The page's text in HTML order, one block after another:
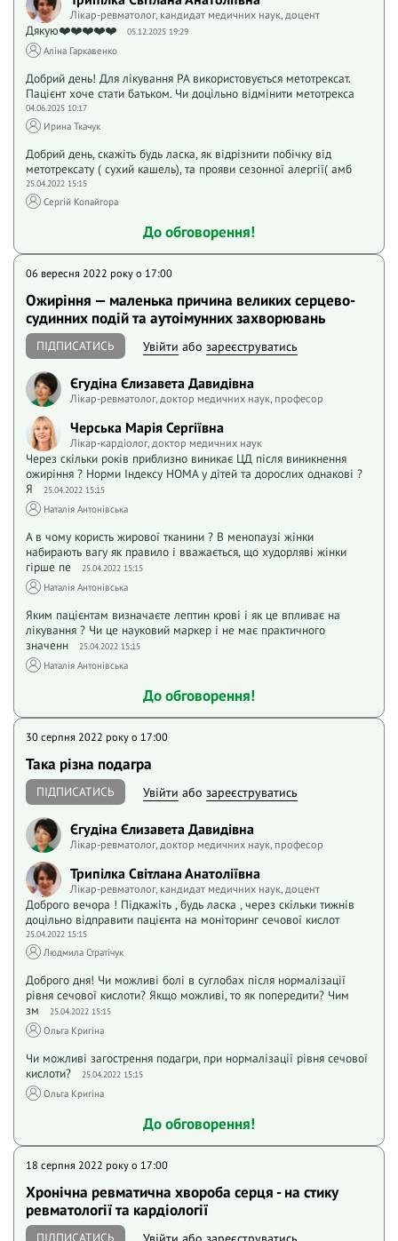
Лікар-ревматолог, кандидат медичних наук, доцент
Дякую❤️❤️❤️❤️❤️ 05.12.2025 19:29
Аліна Гаркавенко
Добрий день! Для лікування РА використовується метотрексат.
Пацієнт хоче стати батьком. Чи доцільно відмінити метотрекса
04.06.2025 10:17
Ирина Ткачук
Добрий день, скажіть будь ласка, як відрізнити побічку від
метотрексату ( сухий кашель), та прояви сезонної алергії( амб
25.04.2022 15:15
Сергій Копайгора
До обговорення!
06 вересня 2022 року o 17:00
Ожиріння — маленька причина великих серцево-
судинних подій та аутоімунних захворювань
ПІДПИСАТИСЬ Увійти або зареєструватись
Єгудіна Єлизавета Давидівна
Лікар-ревматолог, доктор медичних наук, професор
Черська Марія Сергіївна
Лікар-кардіолог, доктор медичних наук
Через скільки років приблизно виникає ЦД після виникнення
ожиріння ? Норми Індексу HOMA у дітей та дорослих однакові ?
Я
25.04.2022 15:15
Наталія Антонівська
А в чому користь жирової тканини ? В менопаузі жінки
набирають вагу як правило і вважається, що худорляві жінки
гірше пе
25.04.2022 15:15
Наталія Антонівська
Яким пацієнтам визначаєте лептин крові і як це впливає на
лікування ? Чи це науковий маркер і не має практичного
значенн
25.04.2022 15:15
Наталія Антонівська
До обговорення!
30 серпня 2022 року o 17:00
Така різна подагра
ПІДПИСАТИСЬ Увійти або зареєструватись
Єгудіна Єлизавета Давидівна
Лікар-ревматолог, доктор медичних наук, професор
Трипілка Світлана Анатоліївна
Лікар-ревматолог, кандидат медичних наук, доцент
Доброго вечора ! Підкажіть , будь ласка , через скільки тижнів
доцільно відправити пацієнта на моніторинг сечової кислот
25.04.2022 15:15
Людмила Стратічук
Доброго дня! Чи можливі болі в суглобах після нормалізації
рівня сечової кислоти? Якщо можливі, то як попередити? Чим
зм
25.04.2022 15:15
Ольга Кригіна
Чи можливі загострення подагри, при нормалізації рівня сечової
кислоти?
25.04.2022 15:15
Ольга Кригіна
До обговорення!
18 серпня 2022 року o 17:00
Хронічна ревматична хвороба серця - на стику
ревматології та кардіології
ПІДПИСАТИСЬ